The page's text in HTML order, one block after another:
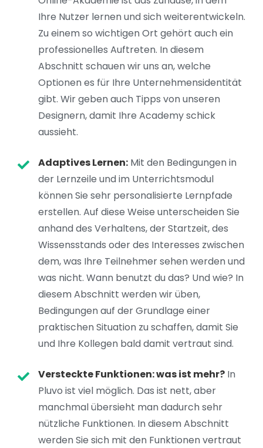
Ihre Nutzer lernen und sich weiterentwickeln.
Zu einem so wichtigen Ort gehört auch ein
professionelles Auftreten. In diesem
Abschnitt schauen wir uns an, welche
Optionen es für Ihre Unternehmensidentität
gibt. Wir geben auch Tipps von unseren
Designern, damit Ihre Academy schick
aussieht.
Adaptives Lernen: Mit den Bedingungen in
der Lernzeile und im Unterrichtsmodul
können Sie sehr personalisierte Lernpfade
erstellen. Auf diese Weise unterscheiden Sie
anhand des Verhaltens, der Startzeit, des
Wissensstands oder des Interesses zwischen
dem, was Ihre Teilnehmer sehen werden und
was nicht. Wann benutzt du das? Und wie? In
diesem Abschnitt werden wir üben,
Bedingungen auf der Grundlage einer
praktischen Situation zu schaffen, damit Sie
und Ihre Kollegen bald damit vertraut sind.
Versteckte Funktionen: was ist mehr? In
Pluvo ist viel möglich. Das ist nett, aber
manchmal übersieht man dadurch sehr
nützliche Funktionen. In diesem Abschnitt
werden Sie sich mit den Funktionen vertraut